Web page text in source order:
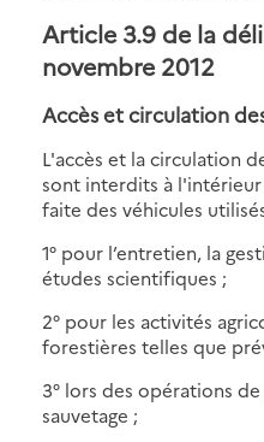
Article 3.9 de la
novembre 2012
Accès et circulation
L'accès et la circulation
sont interdits à
faite des véhicules
1° pour l’entretien, la
études scientifiques ;
2° pour les activités
forestières telles que
3° lors des opérations
sauvetage ;